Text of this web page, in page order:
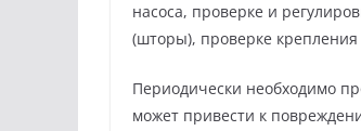
насоса, проверке и
(шторы), проверке крепления
Периодически необходимо
может привести к